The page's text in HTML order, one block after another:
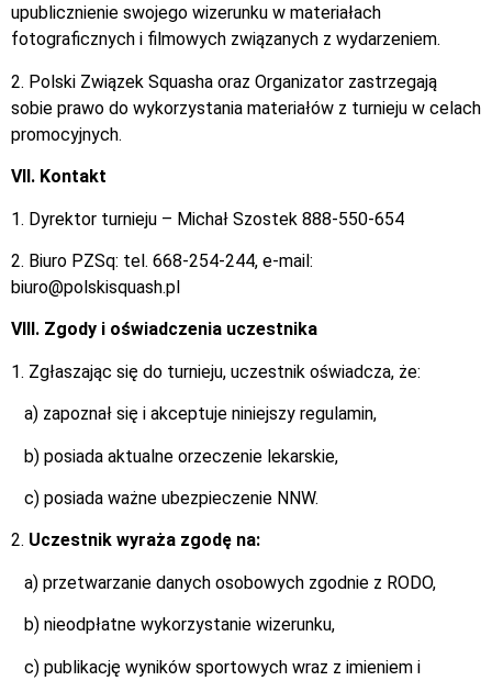
upublicznienie swojego wizerunku w materiałach
fotograficznych i filmowych związanych z wydarzeniem.
2. Polski Związek Squasha oraz Organizator zastrzegają
sobie prawo do wykorzystania materiałów z turnieju w celach
promocyjnych.
VII. Kontakt
1. Dyrektor turnieju – Michał Szostek 888-550-654
2. Biuro PZSq: tel. 668-254-244, e-mail:
biuro@polskisquash.pl
VIII. Zgody i oświadczenia uczestnika
1. Zgłaszając się do turnieju, uczestnik oświadcza, że:
a) zapoznał się i akceptuje niniejszy regulamin,
b) posiada aktualne orzeczenie lekarskie,
c) posiada ważne ubezpieczenie NNW.
2. Uczestnik wyraża zgodę na:
a) przetwarzanie danych osobowych zgodnie z RODO,
b) nieodpłatne wykorzystanie wizerunku,
c) publikację wyników sportowych wraz z imieniem i